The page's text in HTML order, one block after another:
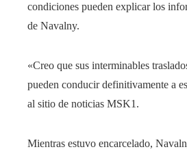
condiciones pueden explicar los
de Navalny.
«Creo que sus interminables
pueden conducir definitivamente a
al sitio de noticias MSK1.
Mientras estuvo encarcelado,